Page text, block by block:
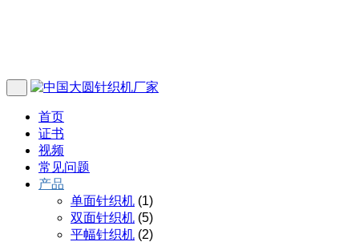
首页
证书
视频
常见问题
产品
单面针织机 (1)
双面针织机 (5)
平幅针织机 (2)